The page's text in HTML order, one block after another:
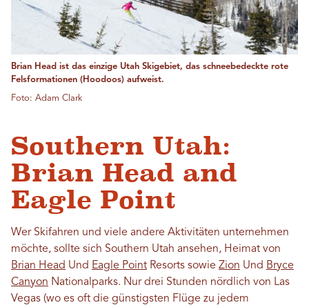
Brian Head ist das einzige Utah Skigebiet, das schneebedeckte rote
Felsformationen (Hoodoos) aufweist.
Foto: Adam Clark
Southern Utah:
Brian Head and
Eagle Point
Wer Skifahren und viele andere Aktivitäten unternehmen
möchte, sollte sich Southern Utah ansehen, Heimat von
Brian Head Und Eagle Point Resorts sowie Zion Und Bryce
Canyon Nationalparks. Nur drei Stunden nördlich von Las
Vegas (wo es oft die günstigsten Flüge zu jedem